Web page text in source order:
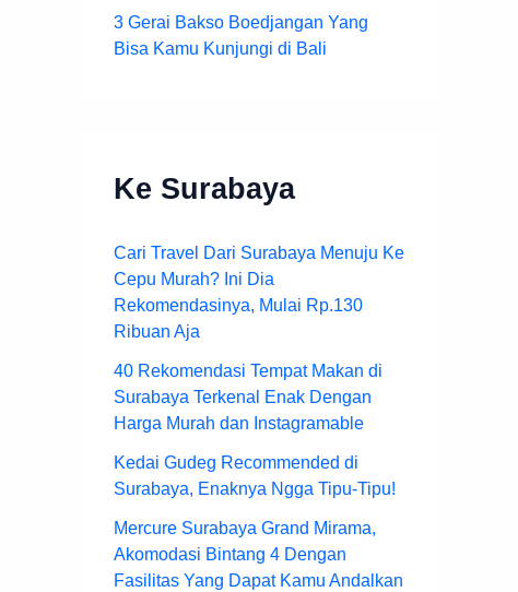
3 Gerai Bakso Boedjangan Yang
Bisa Kamu Kunjungi di Bali
Ke Surabaya
Cari Travel Dari Surabaya Menuju Ke
Cepu Murah? Ini Dia
Rekomendasinya, Mulai Rp.130
Ribuan Aja
40 Rekomendasi Tempat Makan di
Surabaya Terkenal Enak Dengan
Harga Murah dan Instagramable
Kedai Gudeg Recommended di
Surabaya, Enaknya Ngga Tipu-Tipu!
Mercure Surabaya Grand Mirama,
Akomodasi Bintang 4 Dengan
Fasilitas Yang Dapat Kamu Andalkan